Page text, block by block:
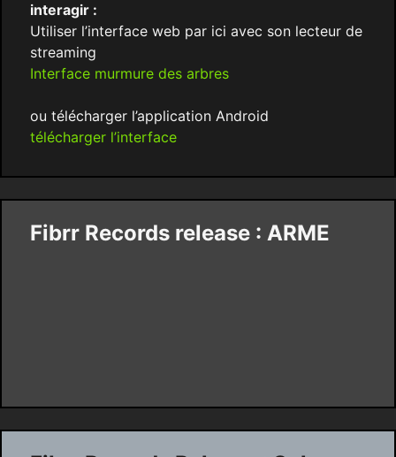
interagir :
Utiliser l’interface web par ici avec son lecteur de
streaming
Interface murmure des arbres
ou télécharger l’application Android
télécharger l’interface
Fibrr Records release : ARME